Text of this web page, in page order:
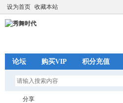
设为首页 收藏本站
论坛 购买VIP 积分充值
分享